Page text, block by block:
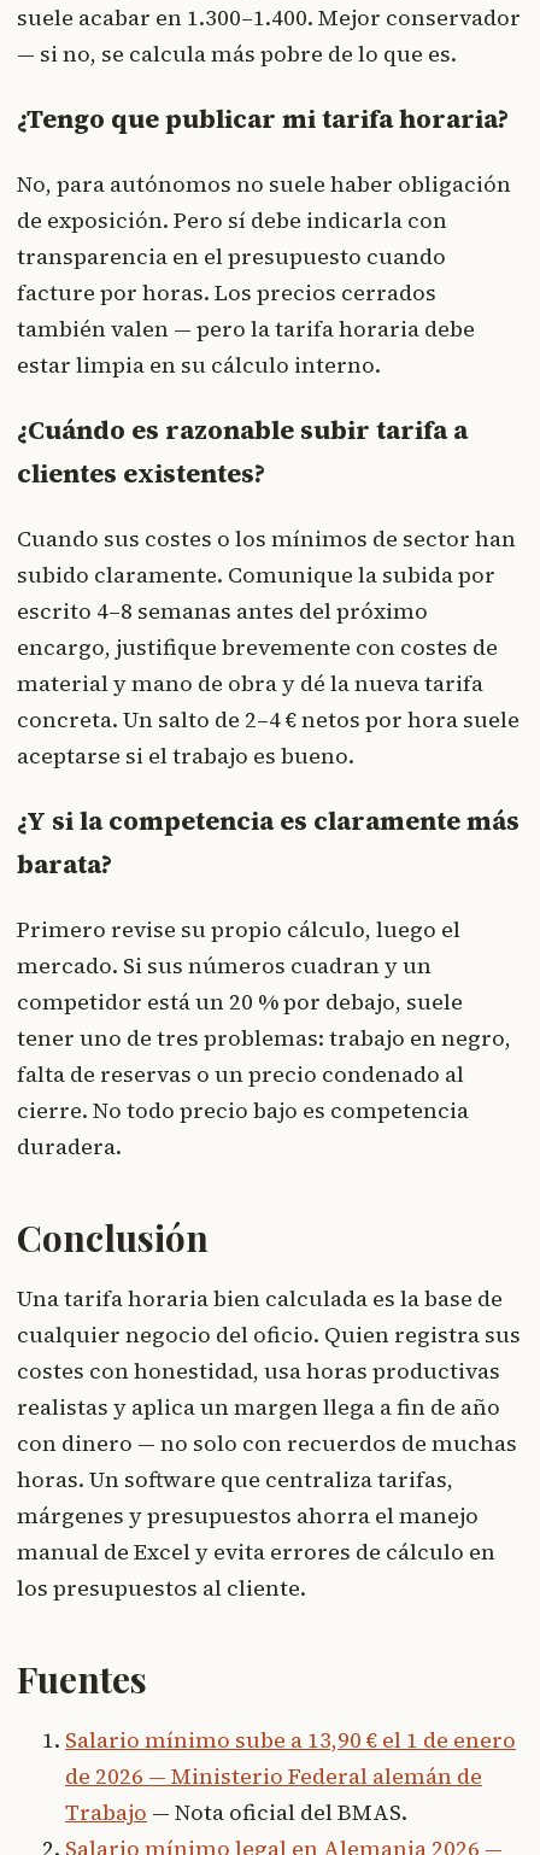
suele acabar en 1.300–1.400. Mejor conservador
— si no, se calcula más pobre de lo que es.
¿Tengo que publicar mi tarifa horaria?
No, para autónomos no suele haber obligación
de exposición. Pero sí debe indicarla con
transparencia en el presupuesto cuando
facture por horas. Los precios cerrados
también valen — pero la tarifa horaria debe
estar limpia en su cálculo interno.
¿Cuándo es razonable subir tarifa a
clientes existentes?
Cuando sus costes o los mínimos de sector han
subido claramente. Comunique la subida por
escrito 4–8 semanas antes del próximo
encargo, justifique brevemente con costes de
material y mano de obra y dé la nueva tarifa
concreta. Un salto de 2–4 € netos por hora suele
aceptarse si el trabajo es bueno.
¿Y si la competencia es claramente más
barata?
Primero revise su propio cálculo, luego el
mercado. Si sus números cuadran y un
competidor está un 20 % por debajo, suele
tener uno de tres problemas: trabajo en negro,
falta de reservas o un precio condenado al
cierre. No todo precio bajo es competencia
duradera.
Conclusión
Una tarifa horaria bien calculada es la base de
cualquier negocio del oficio. Quien registra sus
costes con honestidad, usa horas productivas
realistas y aplica un margen llega a fin de año
con dinero — no solo con recuerdos de muchas
horas. Un software que centraliza tarifas,
márgenes y presupuestos ahorra el manejo
manual de Excel y evita errores de cálculo en
los presupuestos al cliente.
Fuentes
Salario mínimo sube a 13,90 € el 1 de enero
de 2026 — Ministerio Federal alemán de
Trabajo — Nota oficial del BMAS.
Salario mínimo legal en Alemania 2026 —